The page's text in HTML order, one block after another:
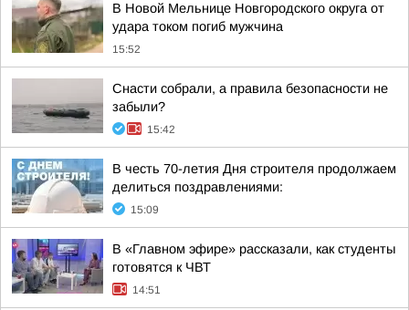
В Новой Мельнице Новгородского округа от
удара током погиб мужчина
15:52
Снасти собрали, а правила безопасности не
забыли?
15:42
В честь 70-летия Дня строителя продолжаем
делиться поздравлениями:
15:09
В «Главном эфире» рассказали, как студенты
готовятся к ЧВТ
14:51